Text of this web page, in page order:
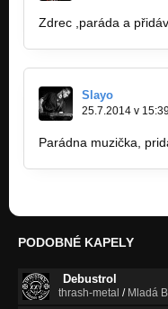
Zdrec ,paráda a
Slayo
25.7.2014 v 15:39
Parádna muzička,
PODOBNÉ KAPELY
Debustrol
thrash-metal / Mladá